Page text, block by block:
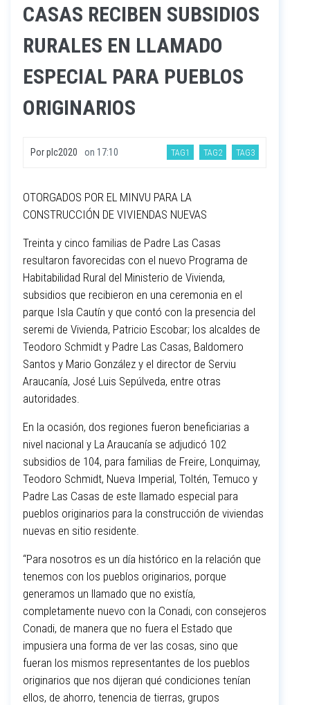
CASAS RECIBEN SUBSIDIOS
RURALES EN LLAMADO
ESPECIAL PARA PUEBLOS
ORIGINARIOS
Porplc2020 on 17:10 TAG1 TAG2 TAG3
OTORGADOS POR EL MINVU PARA LA
CONSTRUCCIÓN DE VIVIENDAS NUEVAS
Treinta y cinco familias de Padre Las Casas
resultaron favorecidas con el nuevo Programa de
Habitabilidad Rural del Ministerio de Vivienda,
subsidios que recibieron en una ceremonia en el
parque Isla Cautín y que contó con la presencia del
seremi de Vivienda, Patricio Escobar; los alcaldes de
Teodoro Schmidt y Padre Las Casas, Baldomero
Santos y Mario González y el director de Serviu
Araucanía, José Luis Sepúlveda, entre otras
autoridades.
En la ocasión, dos regiones fueron beneficiarias a
nivel nacional y La Araucanía se adjudicó 102
subsidios de 104, para familias de Freire, Lonquimay,
Teodoro Schmidt, Nueva Imperial, Toltén, Temuco y
Padre Las Casas de este llamado especial para
pueblos originarios para la construcción de viviendas
nuevas en sitio residente.
“Para nosotros es un día histórico en la relación que
tenemos con los pueblos originarios, porque
generamos un llamado que no existía,
completamente nuevo con la Conadi, con consejeros
Conadi, de manera que no fuera el Estado que
impusiera una forma de ver las cosas, sino que
fueran los mismos representantes de los pueblos
originarios que nos dijeran qué condiciones tenían
ellos, de ahorro, tenencia de tierras, grupos